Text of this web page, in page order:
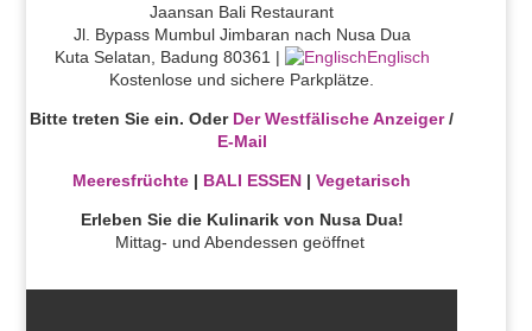
Jaansan Bali Restaurant
Jl. Bypass Mumbul Jimbaran nach Nusa Dua
Kuta Selatan, Badung 80361 |
Englisch
Kostenlose und sichere Parkplätze.
Bitte treten Sie ein. Oder Der Westfälische Anzeiger/
E-Mail
Meeresfrüchte | BALI ESSEN | Vegetarisch
Erleben Sie die Kulinarik von Nusa Dua!
Mittag- und Abendessen geöffnet